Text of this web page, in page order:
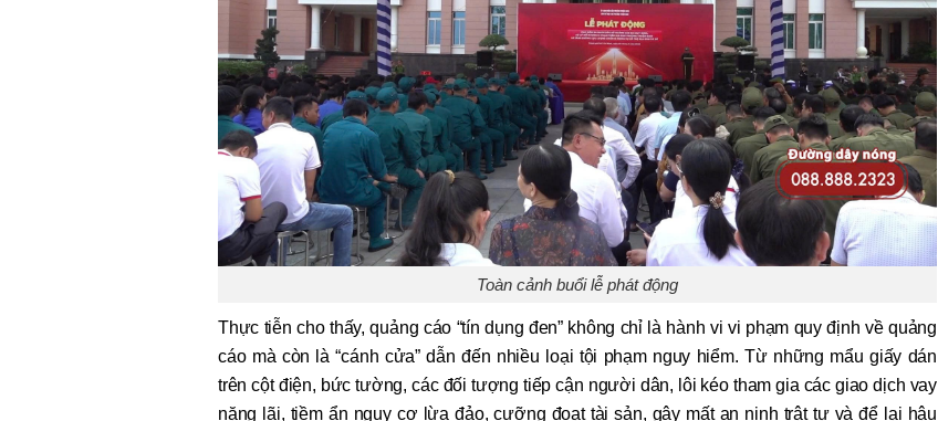
Toàn cảnh buổi lễ phát động
Thực tiễn cho thấy, quảng cáo “tín dụng đen” không chỉ là hành vi vi phạm quy định về quảng
cáo mà còn là “cánh cửa” dẫn đến nhiều loại tội phạm nguy hiểm. Từ những mẩu giấy dán
trên cột điện, bức tường, các đối tượng tiếp cận người dân, lôi kéo tham gia các giao dịch vay
nặng lãi, tiềm ẩn nguy cơ lừa đảo, cưỡng đoạt tài sản, gây mất an ninh trật tự và để lại hậu